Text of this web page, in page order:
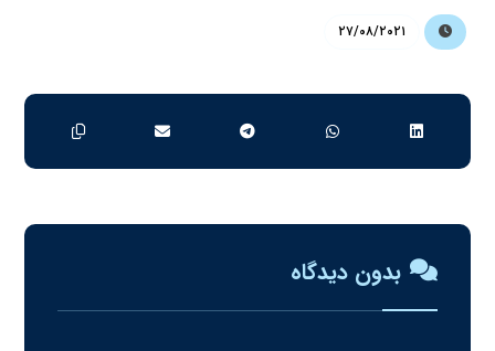
۲۷/۰۸/۲۰۲۱
بدون دیدگاه